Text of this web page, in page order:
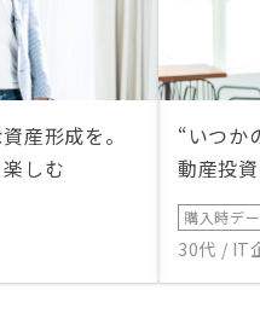
産形成を。
しむ
“いつか
動産投
購入時デ
30代 / IT